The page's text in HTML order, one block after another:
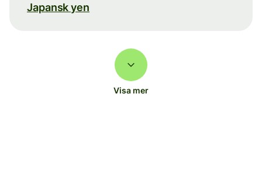
Japansk yen
Visa mer